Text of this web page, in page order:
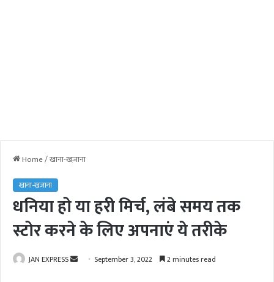
Home/खाना-खज़ाना
खाना-खज़ाना
धनिया हो या हरी मिर्च, लंबे समय तक
स्टोर करने के लिए अपनाएं ये तरीके
JAN EXPRESS September 3, 2022 2 minutes read